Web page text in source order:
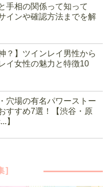
手相の関係って知って
インや確認方法までを解
？】ツインレイ男性から
イ女性の魅力と特徴10
穴場の有名パワーストー
すすめ7選！【渋谷・原
】
]